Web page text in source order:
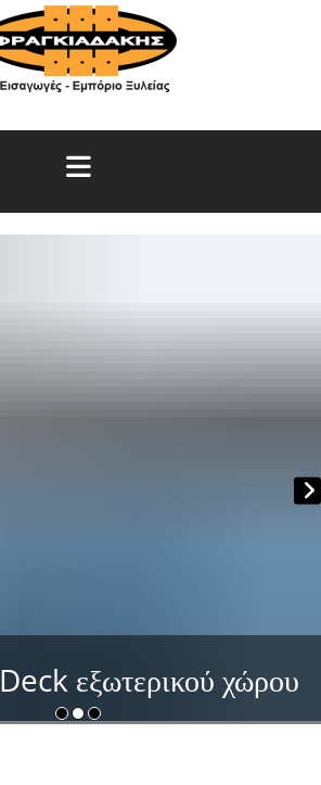
Deck εξωτερικού χώρου